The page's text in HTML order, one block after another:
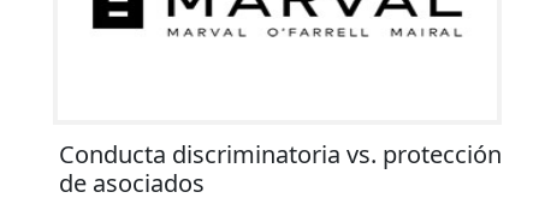
Conducta discriminatoria vs. protección
de asociados